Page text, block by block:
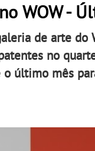
WOW -
de arte do
no
último mês